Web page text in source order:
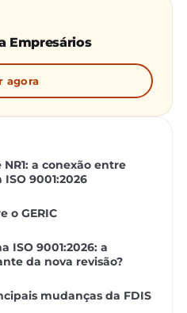
Empresários
agora
a conexão entre
9001:2026
o GERIC
ISO 9001:2026: a
da nova revisão?
mudanças da FDIS